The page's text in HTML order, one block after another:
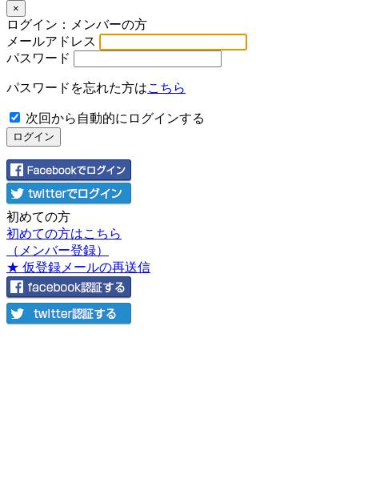
×
ログイン：メンバーの方
メールアドレス
パスワード
パスワードを忘れた方はこちら
次回から自動的にログインする
初めての方
初めての方はこちら
（メンバー登録）
★ 仮登録メールの再送信